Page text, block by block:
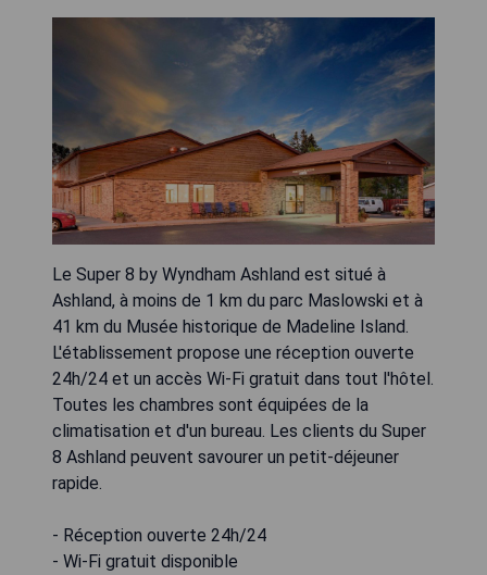
Le Super 8 by Wyndham Ashland est situé à
Ashland, à moins de 1 km du parc Maslowski et à
41 km du Musée historique de Madeline Island.
L'établissement propose une réception ouverte
24h/24 et un accès Wi-Fi gratuit dans tout l'hôtel.
Toutes les chambres sont équipées de la
climatisation et d'un bureau. Les clients du Super
8 Ashland peuvent savourer un petit-déjeuner
rapide.
- Réception ouverte 24h/24
- Wi-Fi gratuit disponible